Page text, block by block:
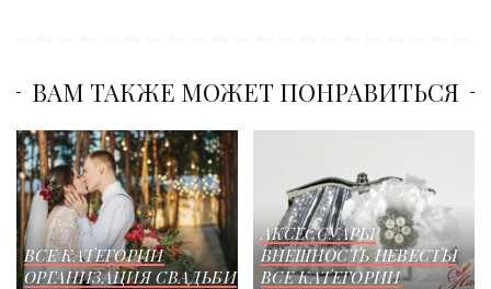
ВАМ ТАКЖЕ МОЖЕТ ПОНРАВИТЬСЯ
ВСЕ КАТЕГОРИИ
ОРГАНИЗАЦИЯ СВАДЬБИ
АКСЕССУАРЫ
ВНЕШНОСТЬ НЕВЕСТЫ
ВСЕ КАТЕГОРИИ